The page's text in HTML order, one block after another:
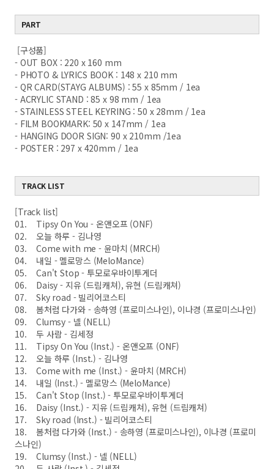
PART
[구성품]
- OUT BOX : 220 x 160 mm
- PHOTO & LYRICS BOOK : 148 x 210 mm
- QR CARD(STAYG ALBUMS) : 55 x 85mm / 1ea
- ACRYLIC STAND : 85 x 98 mm / 1ea
- STAINLESS STEEL KEYRING : 50 x 28mm / 1ea
- FILM BOOKMARK: 50 x 147mm / 1ea
- HANGING DOOR SIGN: 90 x 210mm /1ea
- POSTER : 297 x 420mm / 1ea
TRACK LIST
[Track list]
01. Tipsy On You - 온앤오프 (ONF)
02. 오늘 하루 - 김나영
03. Come with me - 윤마치 (MRCH)
04. 내일 - 멜로망스 (MeloMance)
05. Can't Stop - 투모로우바이투게더
06. Daisy - 지유 (드림캐쳐), 유현 (드림캐쳐)
07. Sky road - 빌리어코스티
08. 봄처럼 다가와 - 송하영 (프로미스나인), 이나경 (프로미스나인)
09. Clumsy - 넬 (NELL)
10. 두 사람 - 김세정
11. Tipsy On You (Inst.) - 온앤오프 (ONF)
12. 오늘 하루 (Inst.) - 김나영
13. Come with me (Inst.) - 윤마치 (MRCH)
14. 내일 (Inst.) - 멜로망스 (MeloMance)
15. Can't Stop (Inst.) - 투모로우바이투게더
16. Daisy (Inst.) - 지유 (드림캐쳐), 유현 (드림캐쳐)
17. Sky road (Inst.) - 빌리어코스티
18. 봄처럼 다가와 (Inst.) - 송하영 (프로미스나인), 이나경 (프로미
스나인)
19. Clumsy (Inst.) - 넬 (NELL)